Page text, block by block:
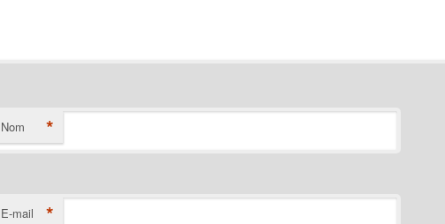
Nom *
E-mail *